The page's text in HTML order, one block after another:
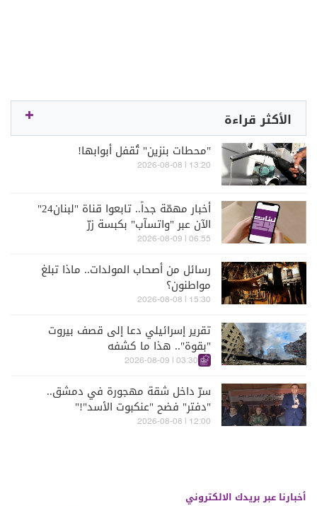
الأكثر قراءة
"محطات بنزين" تُقفل أبوابها!
13:20 | 2026-08-08
أخبار مهمّة جداً.. تابعوا قناة "لبنان24"
الآن عبر "واتسآب" بكبسة زرّ
06:55 | 2026-08-09
رسائل من أصحاب المولدات.. ماذا تبلغ
مواطنون؟
15:30 | 2026-08-08
تقرير إسرائيلي دعا إلى قصف بيروت
"بقوة".. هذا ما كشفه
03:30 | 2026-08-09
سرّ داخل شقة مهجورة في دمشق..
"دفتر" فضح "عنكبوت الأسد"!"
12:00 | 2026-08-08
أخبارنا عبر بريدك الالكتروني